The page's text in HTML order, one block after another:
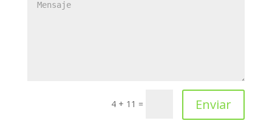
Enviar
4 + 11 =